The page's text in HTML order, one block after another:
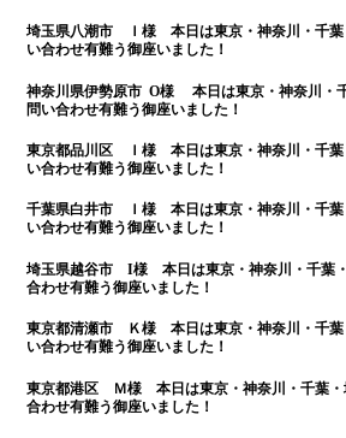
埼玉県八潮市 Ｉ様 本日は東京・神奈川・千
い合わせ有難う御座いました！
神奈川県伊勢原市 O様 本日は東京・神奈川・
問い合わせ有難う御座いました！
東京都品川区 Ｉ様 本日は東京・神奈川・千
い合わせ有難う御座いました！
千葉県白井市 Ｉ様 本日は東京・神奈川・千
い合わせ有難う御座いました！
埼玉県越谷市 I様 本日は東京・神奈川・千葉
合わせ有難う御座いました！
東京都清瀬市 Ｋ様 本日は東京・神奈川・千
い合わせ有難う御座いました！
東京都港区 Ｍ様 本日は東京・神奈川・千葉
合わせ有難う御座いました！